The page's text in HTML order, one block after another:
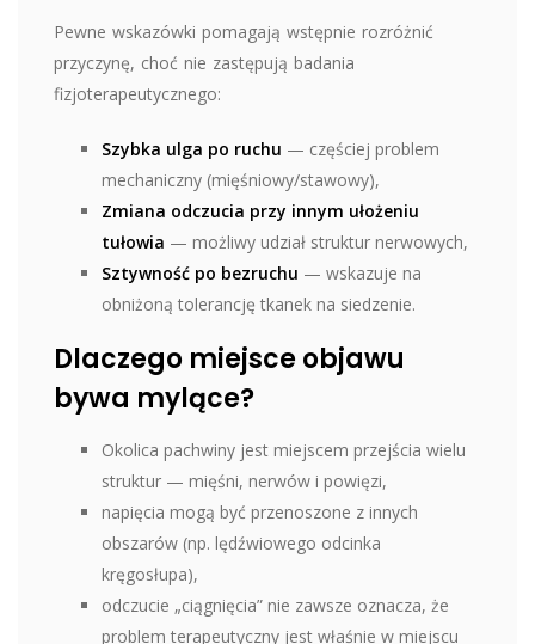
Pewne wskazówki pomagają wstępnie rozróżnić
przyczynę, choć nie zastępują badania
fizjoterapeutycznego:
Szybka ulga po ruchu — częściej problem
mechaniczny (mięśniowy/stawowy),
Zmiana odczucia przy innym ułożeniu
tułowia — możliwy udział struktur nerwowych,
Sztywność po bezruchu — wskazuje na
obniżoną tolerancję tkanek na siedzenie.
Dlaczego miejsce objawu
bywa mylące?
Okolica pachwiny jest miejscem przejścia wielu
struktur — mięśni, nerwów i powięzi,
napięcia mogą być przenoszone z innych
obszarów (np. lędźwiowego odcinka
kręgosłupa),
odczucie „ciągnięcia” nie zawsze oznacza, że
problem terapeutyczny jest właśnie w miejscu